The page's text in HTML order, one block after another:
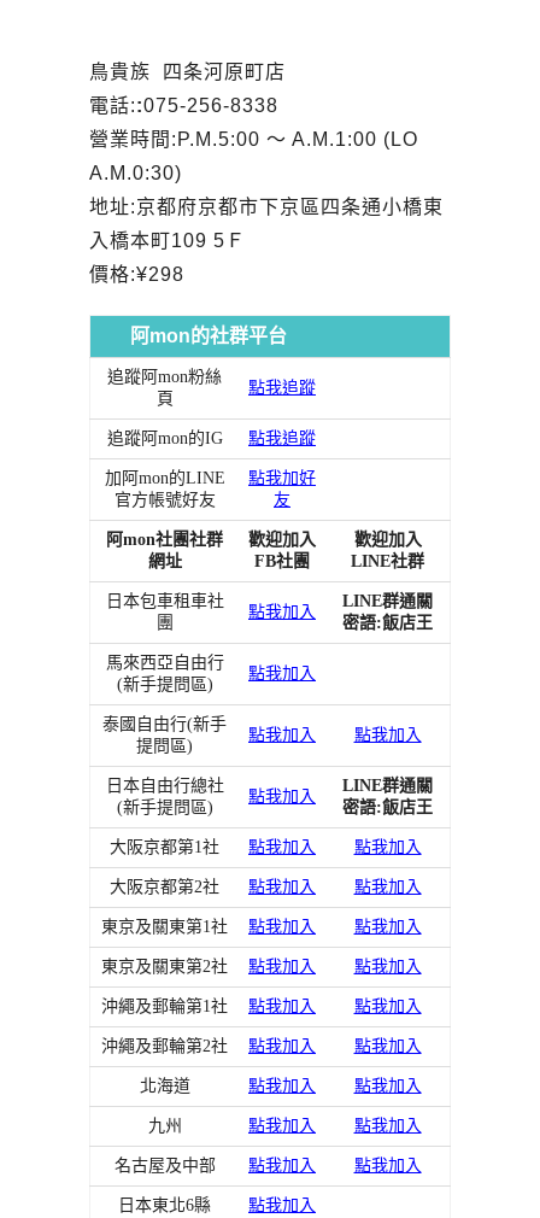
鳥貴族 四条河原町店
電話::075-256-8338
營業時間:P.M.5:00 ～ A.M.1:00 (LO
A.M.0:30)
地址:京都府京都市下京區四条通小橋東
入橋本町109 5Ｆ
價格:¥298
阿mon的社群平台
追蹤阿mon粉絲
頁
點我追蹤
追蹤阿mon的IG 點我追蹤
加阿mon的LINE
官方帳號好友
點我加好
友
阿mon社團社群
網址
歡迎加入
FB社團
歡迎加入
LINE社群
日本包車租車社
團
點我加入
LINE群通關
密語:飯店王
馬來西亞自由行
(新手提問區)
點我加入
泰國自由行(新手
提問區)
點我加入 點我加入
日本自由行總社
(新手提問區)
點我加入
LINE群通關
密語:飯店王
大阪京都第1社 點我加入 點我加入
大阪京都第2社 點我加入 點我加入
東京及關東第1社 點我加入 點我加入
東京及關東第2社 點我加入 點我加入
沖繩及郵輪第1社 點我加入 點我加入
沖繩及郵輪第2社 點我加入 點我加入
北海道 點我加入 點我加入
九州 點我加入 點我加入
名古屋及中部 點我加入 點我加入
日本東北6縣 點我加入